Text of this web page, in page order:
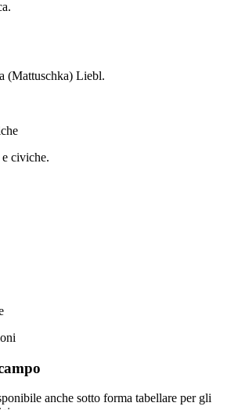
(Mattuschka) Liebl.
civiche.
anche sotto forma tabellare per gli